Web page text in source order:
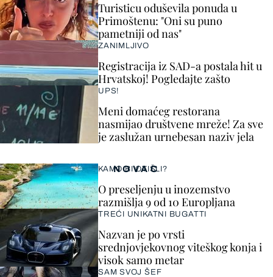
Turisticu oduševila ponuda u
Primoštenu: "Oni su puno
pametniji od nas"
ZANIMLJIVO
Registracija iz SAD-a postala hit u
Hrvatskoj! Pogledajte zašto
UPS!
Meni domaćeg restorana
nasmijao društvene mreže! Za sve
je zaslužan urnebesan naziv jela
NOVAC
KAMO BI OTIŠLI?
O preseljenju u inozemstvo
razmišlja 9 od 10 Europljana
TREĆI UNIKATNI BUGATTI
Nazvan je po vrsti
srednjovjekovnog viteškog konja i
visok samo metar
SAM SVOJ ŠEF